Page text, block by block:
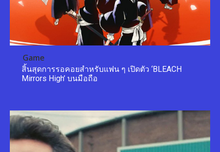
Game
สิ้นสุดการรอคอยสำหรับแฟน ๆ เปิดตัว ‘BLEACH
Mirrors High’ บนมือถือ